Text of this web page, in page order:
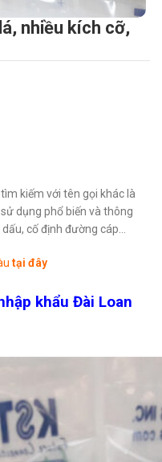
nhiều kích cỡ,
kiếm với tên gọi khác là
dụng phổ biến và thông
cố định đường cáp…
tại đây
khẩu Đài Loan